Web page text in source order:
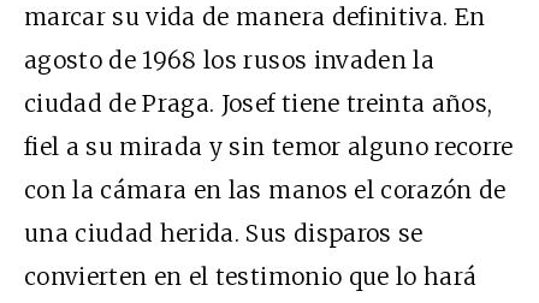
marcar su vida de manera definitiva. En
agosto de 1968 los rusos invaden la
ciudad de Praga. Josef tiene treinta años,
fiel a su mirada y sin temor alguno recorre
con la cámara en las manos el corazón de
una ciudad herida. Sus disparos se
convierten en el testimonio que lo hará